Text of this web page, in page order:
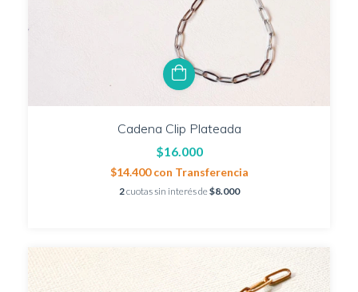
Cadena Clip Plateada
$16.000
$14.400con Transferencia
2cuotas sin interés de$8.000